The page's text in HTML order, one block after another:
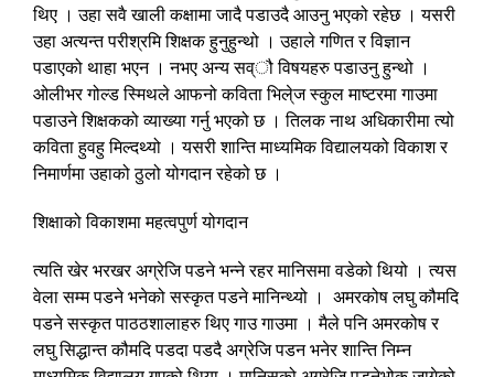
थिए । उहा सवै खाली कक्षामा जादै पडाउदै आउनु भएको रहेछ । यसरी
उहा अत्यन्त परीश्रमि शिक्षक हुनुहुन्थो । उहाले गणित र विज्ञान
पडाएको थाहा भएन । नभए अन्य सव्ौ विषयहरु पडाउनु हुन्थो ।
ओलीभर गोल्ड स्मिथले आफनो कविता भिले्ज स्कुल माष्टरमा गाउमा
पडाउने शिक्षकको व्याख्या गर्नु भएको छ । तिलक नाथ अधिकारीमा त्यो
कविता हुवहु मिल्दथ्यो । यसरी शान्ति माध्यमिक विद्यालयको विकाश र
निमार्णमा उहाको ठुलो योगदान रहेको छ ।
शिक्षाको विकाशमा महत्वपुर्ण योगदान
त्यति खेर भरखर अग्रेजि पडने भन्ने रहर मानिसमा वडेको थियो । त्यस
वेला सम्म पडने भनेको सस्कृत पडने मानिन्थ्यो । अमरकोष लघु कौमदि
पडने सस्कृत पाठठशालाहरु थिए गाउ गाउमा । मैले पनि अमरकोष र
लघु सिद्धान्त कौमदि पडदा पडदै अग्रेजि पडन भनेर शान्ति निम्न